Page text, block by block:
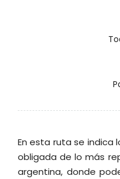
En esta ruta se indica
obligada de lo más
argentina, donde